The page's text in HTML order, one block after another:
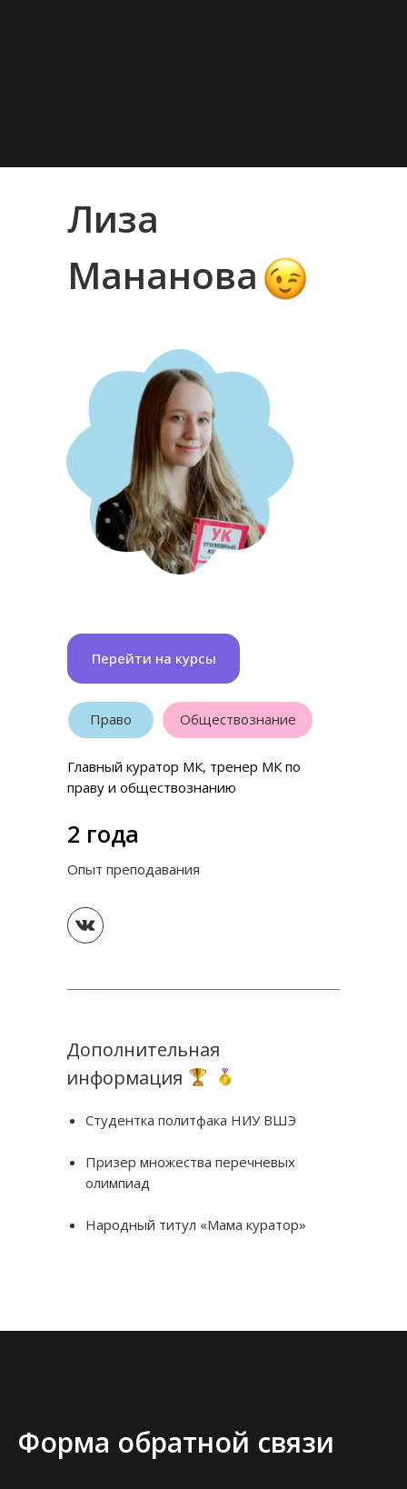
Дополнительная
информация
2 года
Опыт преподавания
Лиза
Мананова
Студентка политфака НИУ ВШЭ
Призер множества перечневых
олимпиад
Народный титул «Мама куратор»
Перейти на курсы
Главный куратор МК, тренер МК по
праву и обществознанию
Обществознание
Право
Форма обратной связи